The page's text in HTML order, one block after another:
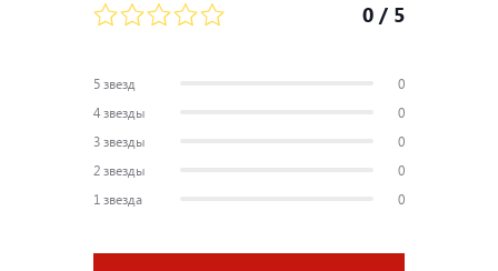
0 / 5
5 звезд
0
4 звезды
0
3 звезды
0
2 звезды
0
1 звезда
0